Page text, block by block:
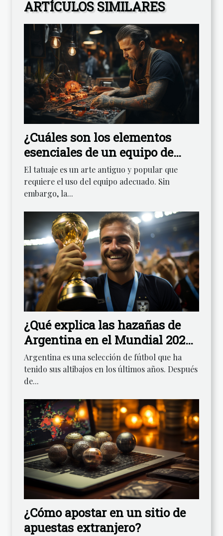
ARTÍCULOS SIMILARES
¿Cuáles son los elementos
esenciales de un equipo de
tatuaje para iniciarse en este
campo?
El tatuaje es un arte antiguo y popular que
requiere el uso del equipo adecuado. Sin
embargo, la...
¿Qué explica las hazañas de
Argentina en el Mundial 2022
?
Argentina es una selección de fútbol que ha
tenido sus altibajos en los últimos años. Después
de...
¿Cómo apostar en un sitio de
apuestas extranjero?